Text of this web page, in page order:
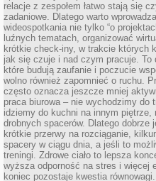
relacje z zespołem łatwo stają się
zadaniowe. Dlatego warto
wideospotkania nie tylko “o
luźnych tematach, organizować
krótkie check-iny, w trakcie których
jak się czuje i nad czym pracuje. To
które budują zaufanie i poczucie
wolno również zapomnieć o ruchu.
często oznacza jeszcze mniej
praca biurowa – nie wychodzimy do
idziemy do kuchni na innym piętrze,
drobnych spacerów. Dlatego dobrze
krótkie przerwy na rozciąganie,
spacery w ciągu dnia, a jeśli to
treningi. Zdrowe ciało to lepsza
wyższa odporność na stres i więcej
koniec pozostaje kwestia